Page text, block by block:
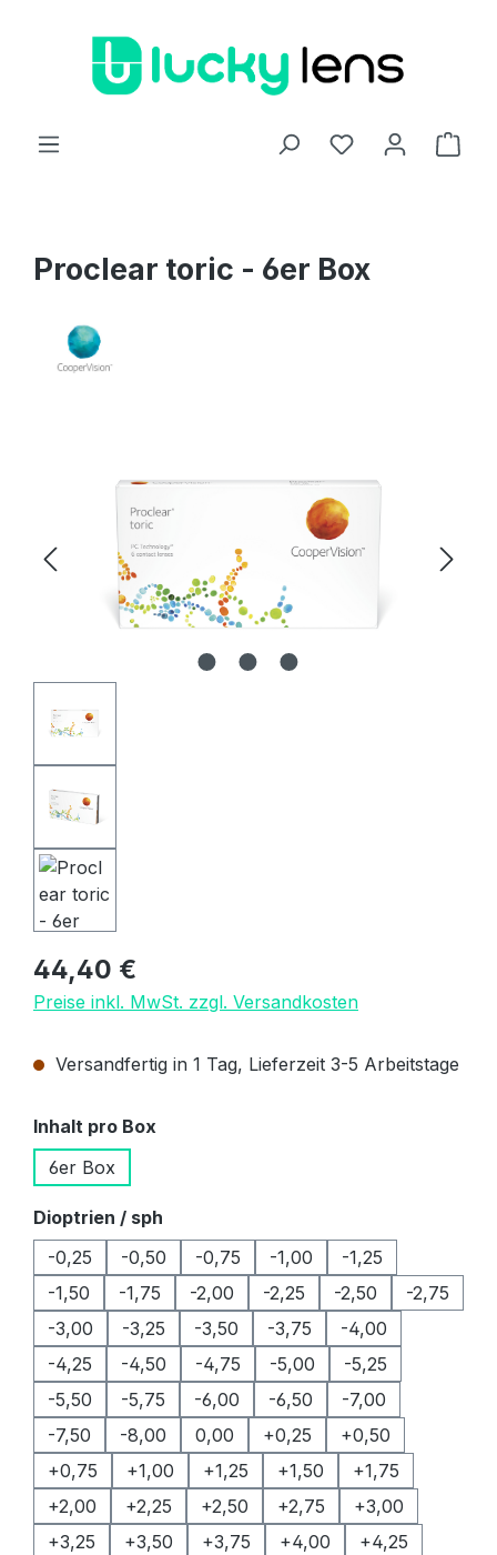
Proclear toric - 6er Box
Regulärer Preis:
44,40 €
Preise inkl. MwSt. zzgl. Versandkosten
Versandfertig in 1 Tag, Lieferzeit 3-5 Arbeitstage
Inhalt pro Box
6er Box
Dioptrien / sph
-0,25
-0,50 -0,75 -1,00
-1,25
-1,50
-1,75 -2,00 -2,25 -2,50
-2,75
-3,00
-3,25 -3,50 -3,75
-4,00
-4,25
-4,50 -4,75 -5,00
-5,25
-5,50
-5,75 -6,00 -6,50
-7,00
-7,50
-8,00 0,00 +0,25
+0,50
+0,75
+1,00 +1,25 +1,50
+1,75
+2,00
+2,25 +2,50 +2,75
+3,00
+3,25
+3,50 +3,75 +4,00
+4,25